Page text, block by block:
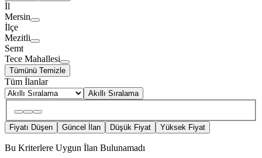
İl
Mersin
İlçe
Mezitli
Semt
Tece Mahallesi
Tümünü Temizle
Tüm İlanlar
Akıllı Sıralama
Fiyatı Düşen Güncel İlan Düşük Fiyat Yüksek Fiyat
Bu Kriterlere Uygun İlan Bulunamadı